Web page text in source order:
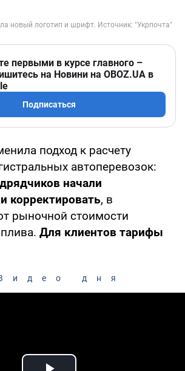
первыми в курсе главного –
на Новини на OBOZ.UA в
Подписаться
подход к расчету
автоперевозок:
начали
корректировать, в
рыночной стоимости
Для клиентов тарифы
дня